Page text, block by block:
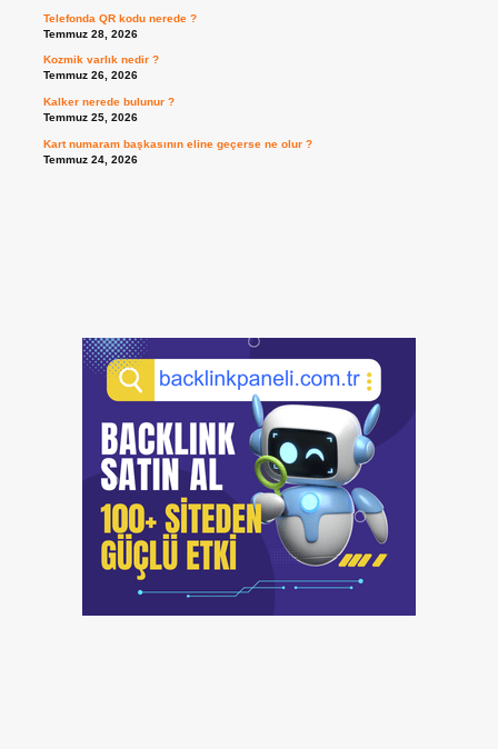
Telefonda QR kodu nerede ?
Temmuz 28, 2026
Kozmik varlık nedir ?
Temmuz 26, 2026
Kalker nerede bulunur ?
Temmuz 25, 2026
Kart numaram başkasının eline geçerse ne olur ?
Temmuz 24, 2026